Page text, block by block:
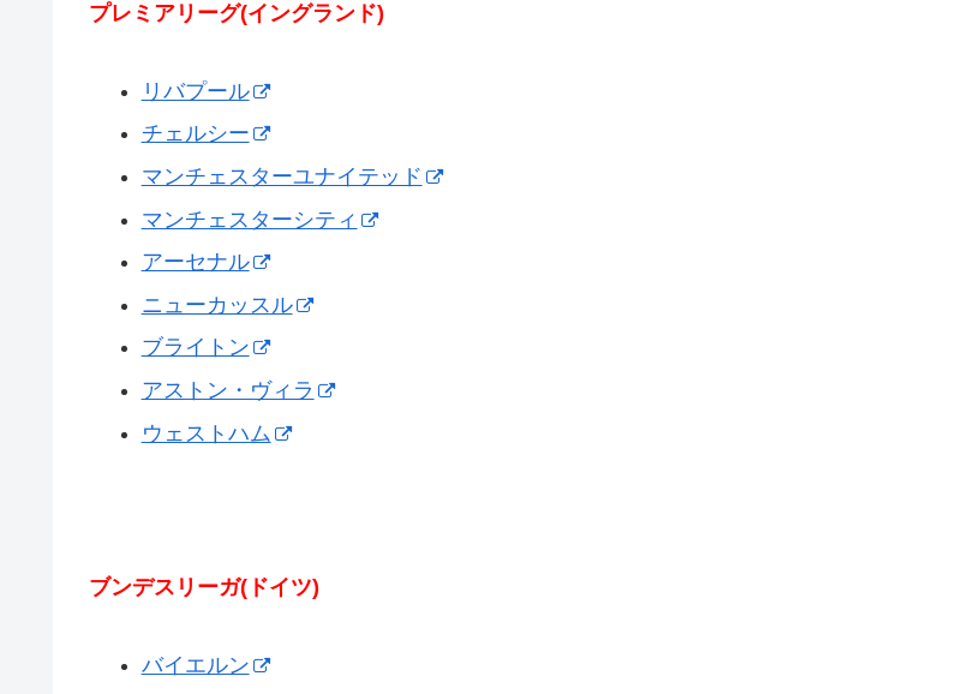
プレミアリーグ(イングランド)
リバプール
チェルシー
マンチェスターユナイテッド
マンチェスターシティ
アーセナル
ニューカッスル
ブライトン
アストン・ヴィラ
ウェストハム
ブンデスリーガ(ドイツ)
バイエルン